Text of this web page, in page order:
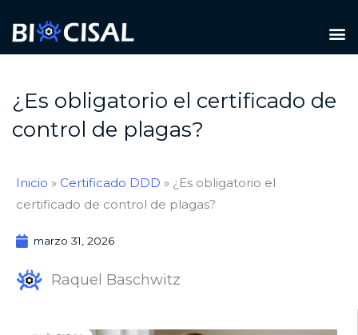
¿Es obligatorio el certificado de
control de plagas?
Inicio » Certificado DDD » ¿Es obligatorio el
certificado de control de plagas?
marzo 31, 2026
Raquel Baschwitz